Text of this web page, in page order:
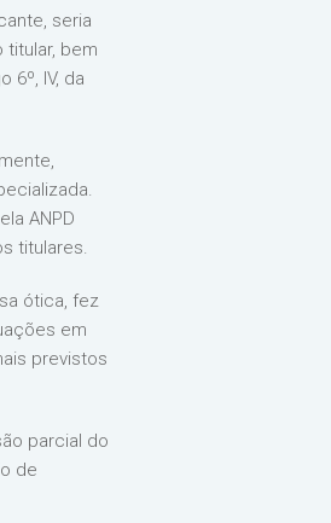
seria
bem
IV, da
ANPD
titulares.
ótica, fez
em
previstos
parcial do
de